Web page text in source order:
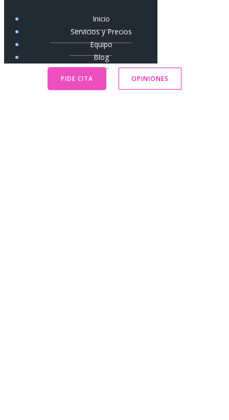
Inicio
Servicios y Precios
Equipo
Blog
PIDE CITA OPINIONES